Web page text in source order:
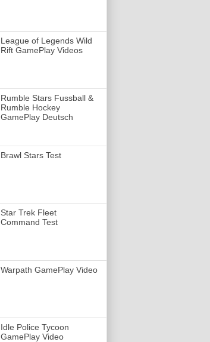
League of Legends Wild
Rift GamePlay Videos
Rumble Stars Fussball &
Rumble Hockey
GamePlay Deutsch
Brawl Stars Test
Star Trek Fleet
Command Test
Warpath GamePlay Video
Idle Police Tycoon
GamePlay Video